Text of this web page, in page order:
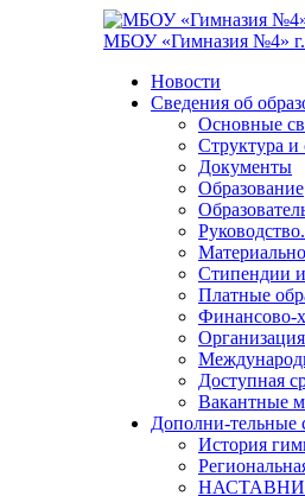
МБОУ «Гимназия №4» г.
Новости
Сведения об
Основные
Структура и
Документы
Образование
Стипендии
Платные
Финансово-
Доступная
Вакантные
Дополни-тельные
История